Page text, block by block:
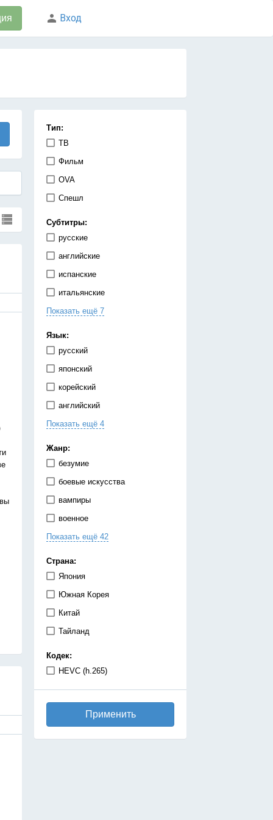
Вход
Тип:
ТВ
Фильм
OVA
Спешл
Субтитры:
русские
английские
испанские
итальянские
китайские
немецкие
португальские
тайские
французские
японские
Показать ещё 7
Язык:
русский
японский
корейский
английский
испанский
немецкий
украинский
Показать ещё 4
Жанр:
безумие
боевые искусства
вампиры
военное
гарем
детектив
дзёсей
драма
игры
киберпанк
комедия
космос
Показать ещё 42
Страна:
Япония
Южная Корея
Китай
Тайланд
Кодек:
HEVC (h.265)
Применить